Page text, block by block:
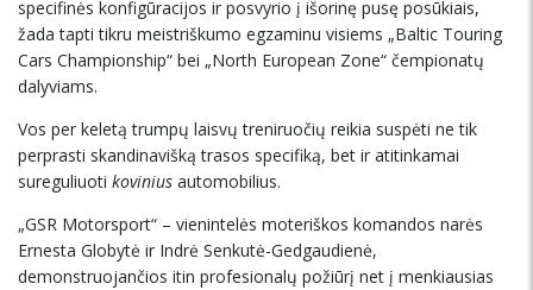
specifinės konfigūracijos ir posvyrio į išorinę pusę posūkiais,
žada tapti tikru meistriškumo egzaminu visiems „Baltic Touring
Cars Championship“ bei „North European Zone“ čempionatų
dalyviams.
Vos per keletą trumpų laisvų treniruočių reikia suspėti ne tik
perprasti skandinavišką trasos specifiką, bet ir atitinkamai
sureguliuoti kovinius automobilius.
„GSR Motorsport“ – vienintelės moteriškos komandos narės
Ernesta Globytė ir Indrė Senkutė-Gedgaudienė,
demonstruojančios itin profesionalų požiūrį net į menkiausias